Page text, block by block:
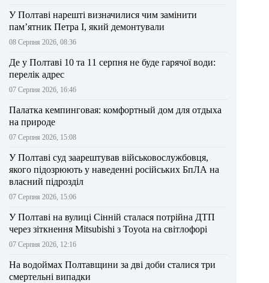
У Полтаві нарешті визначилися чим замінити
пам’ятник Петра І, який демонтували
08 Серпня 2026, 08:36
Де у Полтаві 10 та 11 серпня не буде гарячої води:
перелік адрес
07 Серпня 2026, 16:46
Палатка кемпинговая: комфортный дом для отдыха
на природе
07 Серпня 2026, 15:08
У Полтаві суд заарештував військовослужбовця,
якого підозрюють у наведенні російських БпЛА на
власний підрозділ
07 Серпня 2026, 15:06
У Полтаві на вулиці Сінній сталася потрійна ДТП
через зіткнення Mitsubishi з Toyota на світлофорі
07 Серпня 2026, 12:16
На водоймах Полтавщини за дві доби сталися три
смертельні випадки